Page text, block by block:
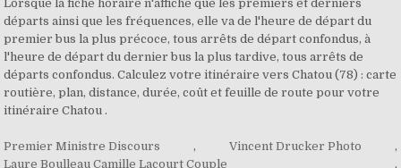
Lorsque la fiche horaire n'affiche que les premiers et derniers
départs ainsi que les fréquences, elle va de l'heure de départ du
premier bus la plus précoce, tous arrêts de départ confondus, à
l'heure de départ du dernier bus la plus tardive, tous arrêts de
départs confondus. Calculez votre itinéraire vers Chatou (78) : carte
routière, plan, distance, durée, coût et feuille de route pour votre
itinéraire Chatou .
Premier Ministre Discours , Vincent Drucker Photo
,
Laure Boulleau Camille Lacourt Couple
,